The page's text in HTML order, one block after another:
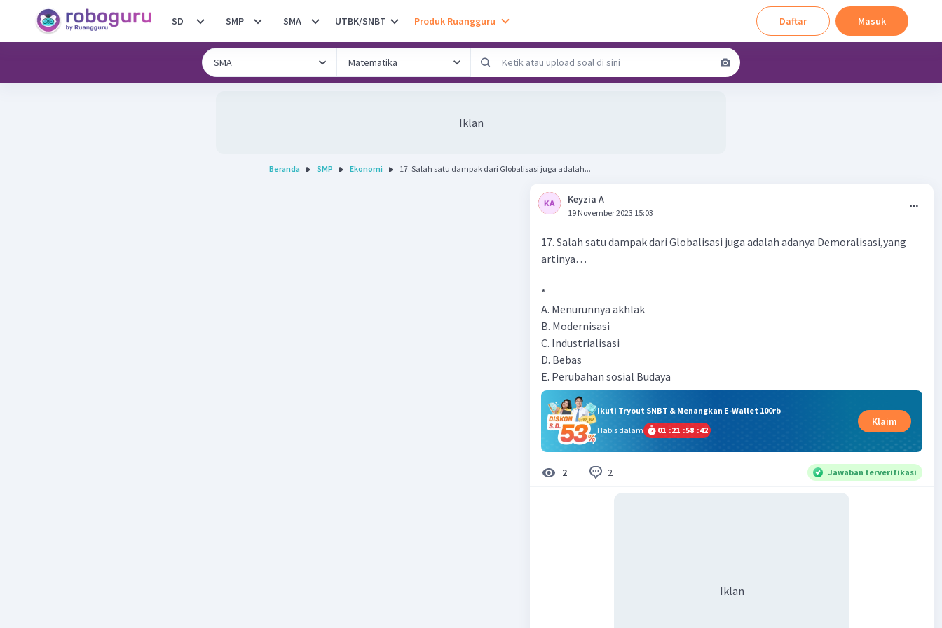
SD SMP SMA UTBK/SNBT Produk Ruangguru Daftar Masuk
Iklan
Beranda SMP Ekonomi 17. Salah satu dampak dari Globalisasi juga adalah...
Keyzia A
19 November 2023 15:03
17. Salah satu dampak dari Globalisasi juga adalah adanya Demoralisasi,yang
artinya…
*
A. Menurunnya akhlak
B. Modernisasi
C. Industrialisasi
D. Bebas
E. Perubahan sosial Budaya
Ikuti Tryout SNBT & Menangkan E-Wallet 100rb
Habis dalam
01 :21 :58 :41
Klaim
2 2 Jawaban terverifikasi
Iklan